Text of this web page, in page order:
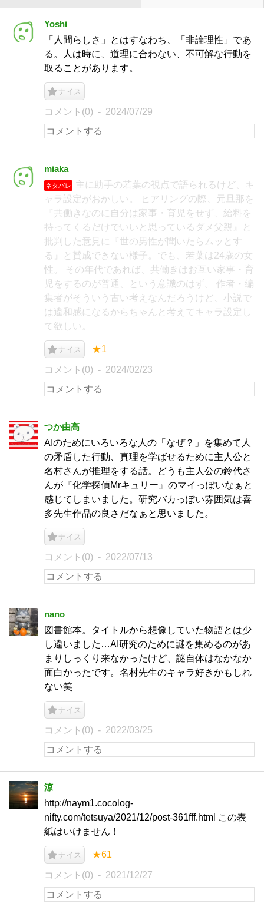
Yoshi
「人間らしさ」とはすなわち、「非論理性」であ
る。人は時に、道理に合わない、不可解な行動を
取ることがあります。
ナイス
コメント(0) 2024/07/29
miaka
ネタバレ
主に助手の若葉の視点で語られるけど、キ
ャラ設定がおかしい。 ヒアリングの際、元旦那を
『共働きなのに自分は家事・育児をせず、給料を
持ってくるだけでいいと思っているダメ父親』と
批判した意見に『世の男性が聞いたらムッとす
る』と賛成できない様子。でも、若葉は24歳の女
性。 その年代であれば、共働きはお互い家事・育
児をするのが普通、という意識のはず。 作者・編
集者がそういう古い考えなんだろうけど、小説で
は違和感になるからちゃんと考えてキャラ設定し
て欲しい。
ナイス ★1
コメント(0) 2024/02/23
つか由高
AIのためにいろいろな人の「なぜ？」を集めて人
の矛盾した行動、真理を学ばせるために主人公と
名村さんが推理をする話。どうも主人公の鈴代さ
んが『化学探偵Mrキュリー』のマイっぽいなぁと
感じてしまいました。研究バカっぽい雰囲気は喜
多先生作品の良さだなぁと思いました。
ナイス
コメント(0) 2022/07/13
nano
図書館本。タイトルから想像していた物語とは少
し違いました…AI研究のために謎を集めるのがあ
まりしっくり来なかったけど、謎自体はなかなか
面白かったです。名村先生のキャラ好きかもしれ
ない笑
ナイス
コメント(0) 2022/03/25
涼
http://naym1.cocolog-
nifty.com/tetsuya/2021/12/post-361fff.html この表
紙はいけません！
ナイス ★61
コメント(0) 2021/12/27